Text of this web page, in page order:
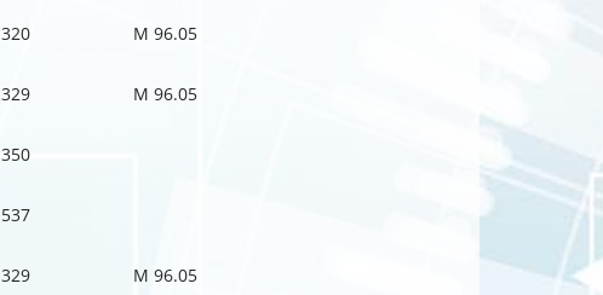
320 M 96.05
329 M 96.05
350
537
329 M 96.05